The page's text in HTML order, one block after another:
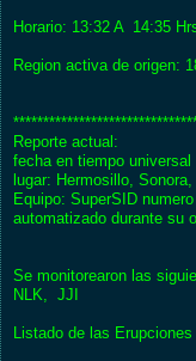
Horario: 13:32 A 14:35
Region activa de origen:
Reporte actual:
fecha en tiempo
lugar: Hermosillo,
Equipo: SuperSID
automatizado durante su
Se monitorearon las
NLK, JJI
Listado de las